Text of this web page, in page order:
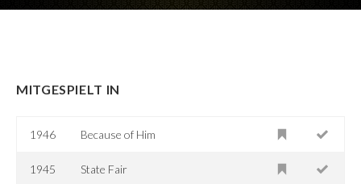
MITGESPIELT IN
1946 Because of Him
1945 State Fair